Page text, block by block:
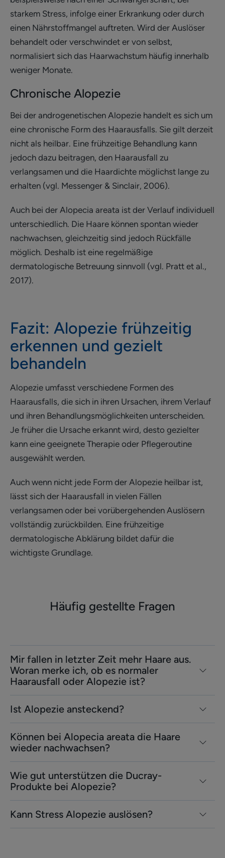
starkem Stress, infolge einer Erkrankung oder durch
einen Nährstoffmangel auftreten. Wird der Auslöser
behandelt oder verschwindet er von selbst,
normalisiert sich das Haarwachstum häufig innerhalb
weniger Monate.
Chronische Alopezie
Bei der androgenetischen Alopezie handelt es sich um
eine chronische Form des Haarausfalls. Sie gilt derzeit
nicht als heilbar. Eine frühzeitige Behandlung kann
jedoch dazu beitragen, den Haarausfall zu
verlangsamen und die Haardichte möglichst lange zu
erhalten (vgl. Messenger & Sinclair, 2006).
Auch bei der Alopecia areata ist der Verlauf individuell
unterschiedlich. Die Haare können spontan wieder
nachwachsen, gleichzeitig sind jedoch Rückfälle
möglich. Deshalb ist eine regelmäßige
dermatologische Betreuung sinnvoll (vgl. Pratt et al.,
2017).
Fazit: Alopezie frühzeitig
erkennen und gezielt
behandeln
Alopezie umfasst verschiedene Formen des
Haarausfalls, die sich in ihren Ursachen, ihrem Verlauf
und ihren Behandlungsmöglichkeiten unterscheiden.
Je früher die Ursache erkannt wird, desto gezielter
kann eine geeignete Therapie oder Pflegeroutine
ausgewählt werden.
Auch wenn nicht jede Form der Alopezie heilbar ist,
lässt sich der Haarausfall in vielen Fällen
verlangsamen oder bei vorübergehenden Auslösern
vollständig zurückbilden. Eine frühzeitige
dermatologische Abklärung bildet dafür die
wichtigste Grundlage.
Häufig gestellte Fragen
Mir fallen in letzter Zeit mehr Haare aus.
Woran merke ich, ob es normaler
Haarausfall oder Alopezie ist?
Ist Alopezie ansteckend?
Können bei Alopecia areata die Haare
wieder nachwachsen?
Wie gut unterstützen die Ducray-
Produkte bei Alopezie?
Kann Stress Alopezie auslösen?